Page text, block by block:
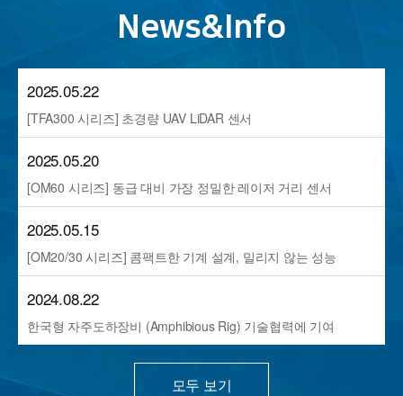
News&Info
2025.05.22
[TFA300 시리즈] 초경량 UAV LiDAR 센서
2025.05.20
[OM60 시리즈] 동급 대비 가장 정밀한 레이저 거리 센서
2025.05.15
[OM20/30 시리즈] 콤팩트한 기계 설계, 밀리지 않는 성능
2024.08.22
한국형 자주도하장비 (Amphibious Rig) 기술협력에 기여
모두 보기